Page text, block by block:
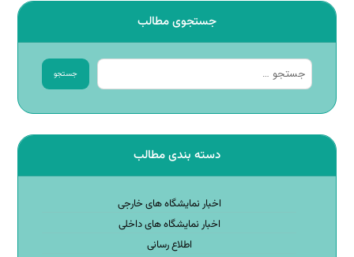
جستجوی مطالب
جستجو
دسته بندی مطالب
اخبار نمایشگاه های خارجی
اخبار نمایشگاه های داخلی
اطلاع رسانی